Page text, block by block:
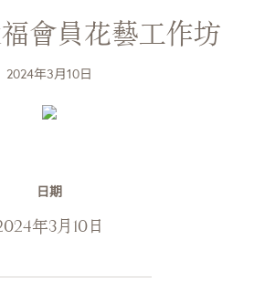
會員花藝工作坊
2024年3月10日
日期
年3月10日